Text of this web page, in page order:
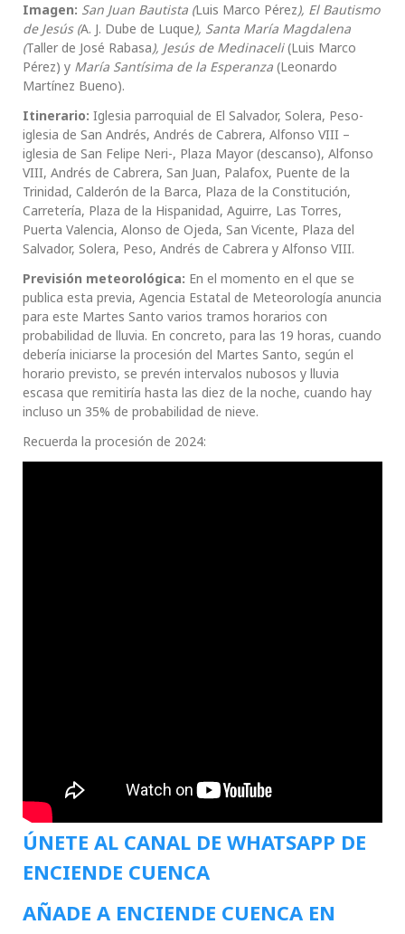
Imagen: San Juan Bautista (Luis Marco Pérez), El Bautismo
de Jesús (A. J. Dube de Luque), Santa María Magdalena
(Taller de José Rabasa), Jesús de Medinaceli(Luis Marco
Pérez) y María Santísima de la Esperanza (Leonardo
Martínez Bueno).
Itinerario: Iglesia parroquial de El Salvador, Solera, Peso-
iglesia de San Andrés, Andrés de Cabrera, Alfonso VIII –
iglesia de San Felipe Neri-, Plaza Mayor (descanso), Alfonso
VIII, Andrés de Cabrera, San Juan, Palafox, Puente de la
Trinidad, Calderón de la Barca, Plaza de la Constitución,
Carretería, Plaza de la Hispanidad, Aguirre, Las Torres,
Puerta Valencia, Alonso de Ojeda, San Vicente, Plaza del
Salvador, Solera, Peso, Andrés de Cabrera y Alfonso VIII.
Previsión meteorológica: En el momento en el que se
publica esta previa, Agencia Estatal de Meteorología anuncia
para este Martes Santo varios tramos horarios con
probabilidad de lluvia. En concreto, para las 19 horas, cuando
debería iniciarse la procesión del Martes Santo, según el
horario previsto, se prevén intervalos nubosos y lluvia
escasa que remitiría hasta las diez de la noche, cuando hay
incluso un 35% de probabilidad de nieve.
Recuerda la procesión de 2024:
ÚNETE AL CANAL DE WHATSAPP DE
ENCIENDE CUENCA
AÑADE A ENCIENDE CUENCA EN